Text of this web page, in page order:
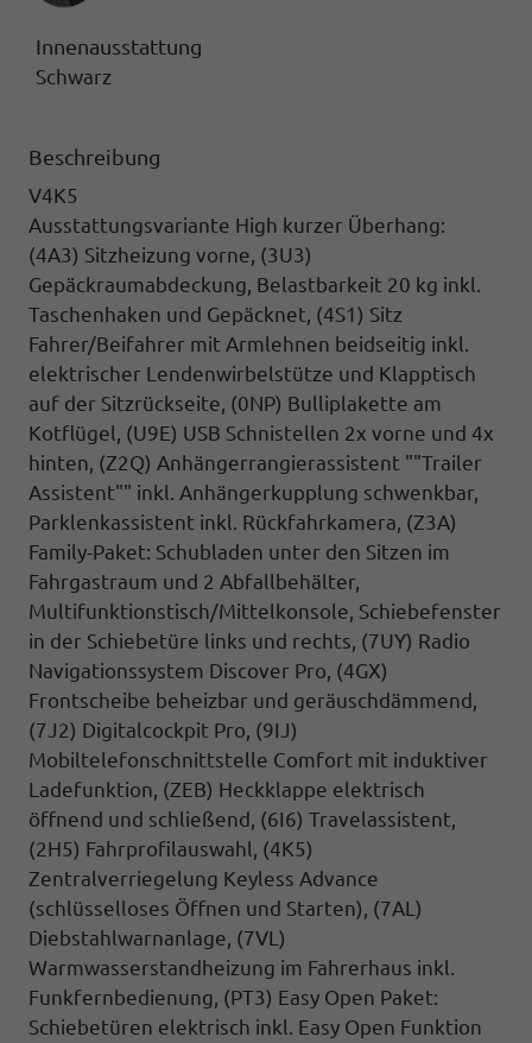
Innenausstattung
Schwarz
Beschreibung
V4K5
Ausstattungsvariante High kurzer Überhang:
(4A3) Sitzheizung vorne, (3U3)
Gepäckraumabdeckung, Belastbarkeit 20 kg inkl.
Taschenhaken und Gepäcknet, (4S1) Sitz
Fahrer/Beifahrer mit Armlehnen beidseitig inkl.
elektrischer Lendenwirbelstütze und Klapptisch
auf der Sitzrückseite, (0NP) Bulliplakette am
Kotflügel, (U9E) USB Schnistellen 2x vorne und 4x
hinten, (Z2Q) Anhängerrangierassistent ""Trailer
Assistent"" inkl. Anhängerkupplung schwenkbar,
Parklenkassistent inkl. Rückfahrkamera, (Z3A)
Family-Paket: Schubladen unter den Sitzen im
Fahrgastraum und 2 Abfallbehälter,
Multifunktionstisch/Mittelkonsole, Schiebefenster
in der Schiebetüre links und rechts, (7UY) Radio
Navigationssystem Discover Pro, (4GX)
Frontscheibe beheizbar und geräuschdämmend,
(7J2) Digitalcockpit Pro, (9IJ)
Mobiltelefonschnittstelle Comfort mit induktiver
Ladefunktion, (ZEB) Heckklappe elektrisch
öffnend und schließend, (6I6) Travelassistent,
(2H5) Fahrprofilauswahl, (4K5)
Zentralverriegelung Keyless Advance
(schlüsselloses Öffnen und Starten), (7AL)
Diebstahlwarnanlage, (7VL)
Warmwasserstandheizung im Fahrerhaus inkl.
Funkfernbedienung, (PT3) Easy Open Paket:
Schiebetüren elektrisch inkl. Easy Open Funktion